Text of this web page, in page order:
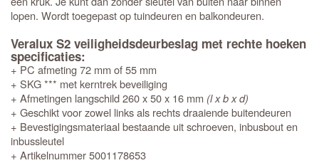
lopen. Wordt toegepast op tuindeuren en balkondeuren.
Veralux S2 veiligheidsdeurbeslag met rechte hoeken
specificaties:
+ PC afmeting 72 mm of 55 mm
+ SKG *** met kerntrek beveiliging
+ Afmetingen langschild 260 x 50 x 16 mm (l x b x d)
+ Geschikt voor zowel links als rechts draaiende buitendeuren
+ Bevestigingsmateriaal bestaande uit schroeven, inbusbout en
inbussleutel
+ Artikelnummer 5001178653